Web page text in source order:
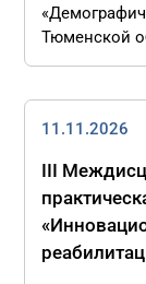
Тюменской
11.11.2026
III